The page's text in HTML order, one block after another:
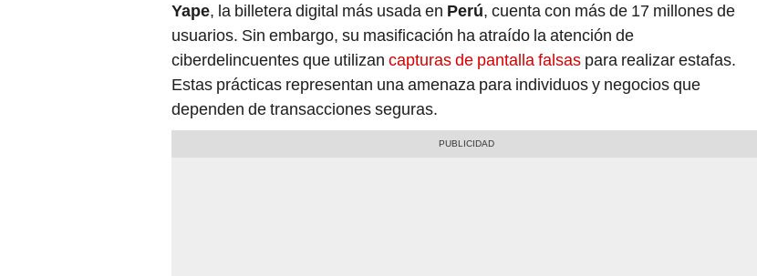
Yape, la billetera digital más usada en Perú, cuenta con más de 17 millones de
usuarios. Sin embargo, su masificación ha atraído la atención de
ciberdelincuentes que utilizan capturas de pantalla falsas para realizar estafas.
Estas prácticas representan una amenaza para individuos y negocios que
dependen de transacciones seguras.